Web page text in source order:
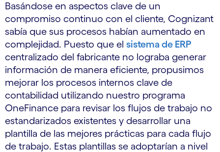
Basándose en aspectos clave de un
compromiso continuo con el cliente, Cognizant
sabía que sus procesos habían aumentado en
complejidad. Puesto que el sistema de ERP
centralizado del fabricante no lograba generar
información de manera eficiente, propusimos
mejorar los procesos internos clave de
contabilidad utilizando nuestro programa
OneFinance para revisar los flujos de trabajo no
estandarizados existentes y desarrollar una
plantilla de las mejores prácticas para cada flujo
de trabajo. Estas plantillas se adoptarían a nivel